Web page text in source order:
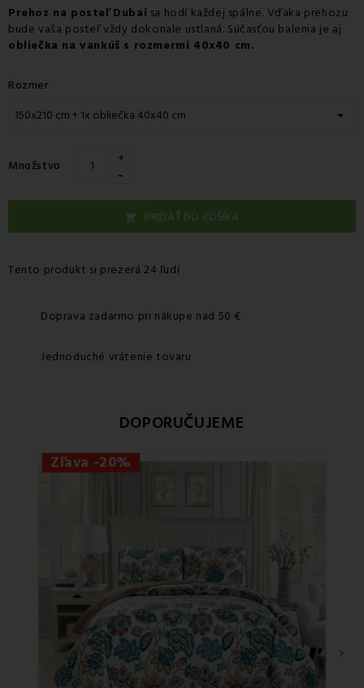
Prehoz na posteľ Dubai sa hodí každej spálne. Vďaka prehozu
bude vaša posteľ vždy dokonale ustlaná. Súčasťou balenia je aj
obliečka na vankúš s rozmermi 40x40 cm.
Rozmer
Množstvo +
-
 PRIDAŤ DO KOŠÍKA
Tento produkt si prezerá 24 ľudí
Doprava zadarmo pri nákupe nad 50 €
Jednoduché vrátenie tovaru
DOPORUČUJEME
Zľava -20%
›